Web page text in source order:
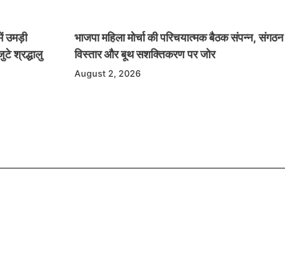
उमड़ी
श्रद्धालु
भाजपा महिला मोर्चा की परिचयात्मक बैठक संपन्न, संगठन
विस्तार और बूथ सशक्तिकरण पर जोर
August 2, 2026